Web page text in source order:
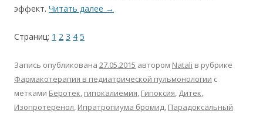
эффект. Читать далее →
Страниц: 1 2 3 4 5
Запись опубликована 27.05.2015 автором Natali в рубрике
Фармакотерапия в педиатрической пульмонологии с
метками Беротек, гипокалиемия, Гипоксия, Дитек,
Изопротеренол, Ипратропиума бромид, Парадоксальный